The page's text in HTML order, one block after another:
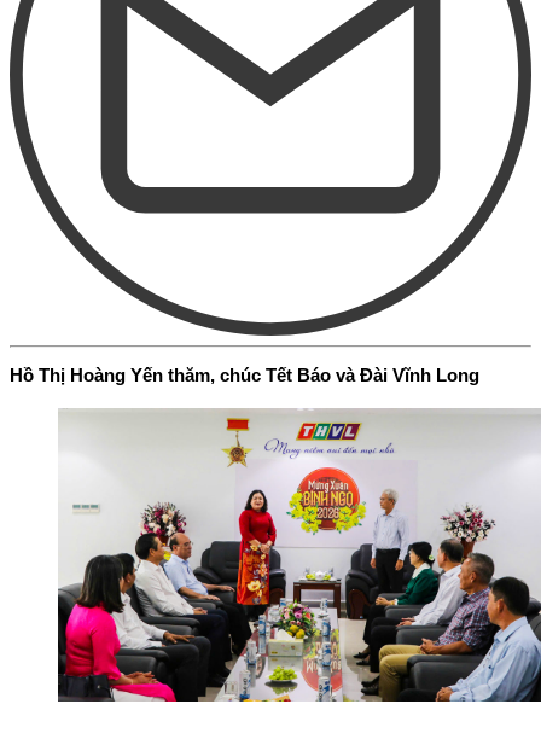
Hồ Thị Hoàng Yến thăm, chúc Tết Báo và Đài Vĩnh Long